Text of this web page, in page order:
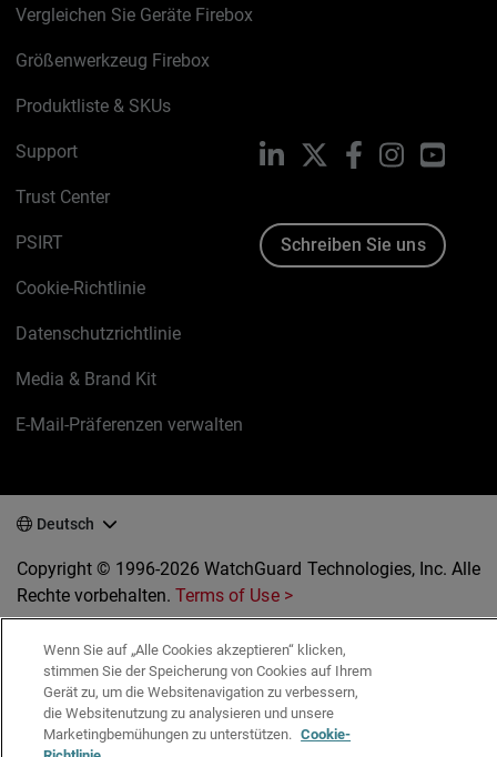
Vergleichen Sie Geräte Firebox
Größenwerkzeug Firebox
Produktliste & SKUs
Support
Trust Center
PSIRT
Cookie-Richtlinie
Datenschutzrichtlinie
Media & Brand Kit
E-Mail-Präferenzen verwalten
LinkedIn FacebookInstagram
Schreiben Sie uns
Deutsch
Copyright © 1996-2026 WatchGuard Technologies, Inc. Alle
Rechte vorbehalten.Terms of Use >
Wenn Sie auf „Alle Cookies akzeptieren“ klicken,
stimmen Sie der Speicherung von Cookies auf Ihrem
Gerät zu, um die Websitenavigation zu verbessern,
die Websitenutzung zu analysieren und unsere
Marketingbemühungen zu unterstützen. Cookie-